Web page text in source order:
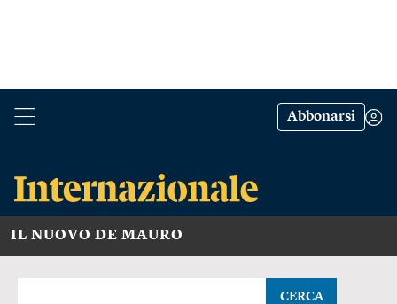
Abbonarsi
IL NUOVO DE MAURO
CERCA